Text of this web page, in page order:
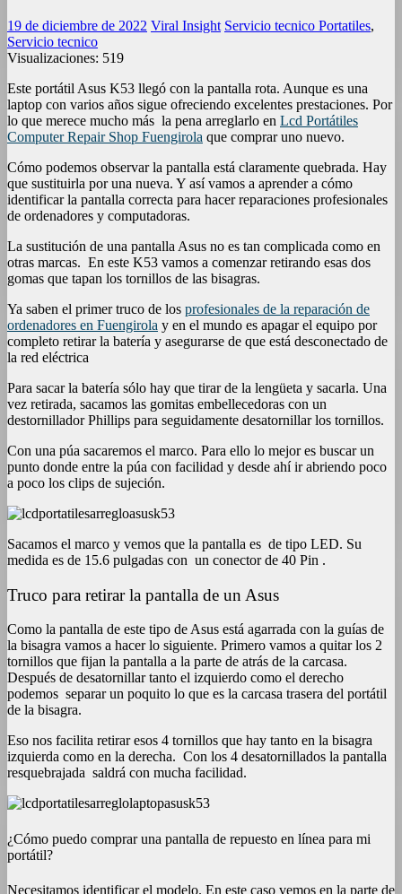
19 de diciembre de 2022 Viral Insight Servicio tecnico Portatiles,
Servicio tecnico
Visualizaciones: 519
Este portátil Asus K53 llegó con la pantalla rota. Aunque es una
laptop con varios años sigue ofreciendo excelentes prestaciones. Por
lo que merece mucho más la pena arreglarlo en Lcd Portátiles
Computer Repair Shop Fuengirola que comprar uno nuevo.
Cómo podemos observar la pantalla está claramente quebrada. Hay
que sustituirla por una nueva. Y así vamos a aprender a cómo
identificar la pantalla correcta para hacer reparaciones profesionales
de ordenadores y computadoras.
La sustitución de una pantalla Asus no es tan complicada como en
otras marcas. En este K53 vamos a comenzar retirando esas dos
gomas que tapan los tornillos de las bisagras.
Ya saben el primer truco de los profesionales de la reparación de
ordenadores en Fuengirola y en el mundo es apagar el equipo por
completo retirar la batería y asegurarse de que está desconectado de
la red eléctrica
Para sacar la batería sólo hay que tirar de la lengüeta y sacarla. Una
vez retirada, sacamos las gomitas embellecedoras con un
destornillador Phillips para seguidamente desatornillar los tornillos.
Con una púa sacaremos el marco. Para ello lo mejor es buscar un
punto donde entre la púa con facilidad y desde ahí ir abriendo poco
a poco los clips de sujeción.
Sacamos el marco y vemos que la pantalla es de tipo LED. Su
medida es de 15.6 pulgadas con un conector de 40 Pin .
Truco para retirar la pantalla de un Asus
Como la pantalla de este tipo de Asus está agarrada con la guías de
la bisagra vamos a hacer lo siguiente. Primero vamos a quitar los 2
tornillos que fijan la pantalla a la parte de atrás de la carcasa.
Después de desatornillar tanto el izquierdo como el derecho
podemos separar un poquito lo que es la carcasa trasera del portátil
de la bisagra.
Eso nos facilita retirar esos 4 tornillos que hay tanto en la bisagra
izquierda como en la derecha. Con los 4 desatornillados la pantalla
resquebrajada saldrá con mucha facilidad.
¿Cómo puedo comprar una pantalla de repuesto en línea para mi
portátil?
Necesitamos identificar el modelo. En este caso vemos en la parte de